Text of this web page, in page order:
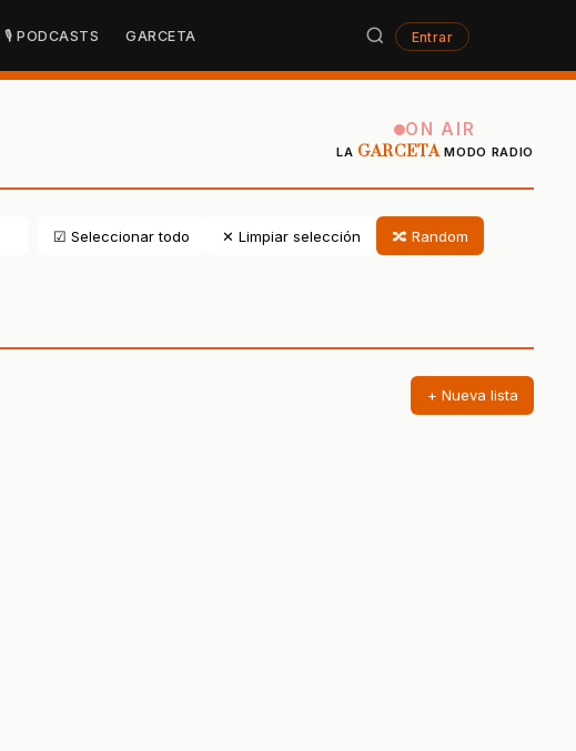
🎙 PODCASTS GARCETA Entrar
ON AIR
LA GARCETAMODO RADIO
☑ Seleccionar todo ✕ Limpiar selección 🔀 Random
+ Nueva lista